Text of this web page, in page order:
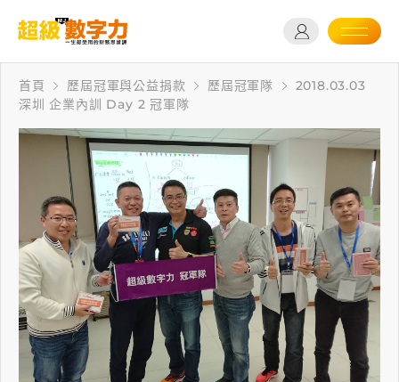
首頁 歷屆冠軍與公益捐款 歷屆冠軍隊
2018.03.03
深圳 企業內訓 Day 2 冠軍隊